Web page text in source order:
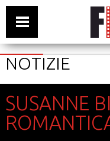
NOTIZIE
SUSANNE